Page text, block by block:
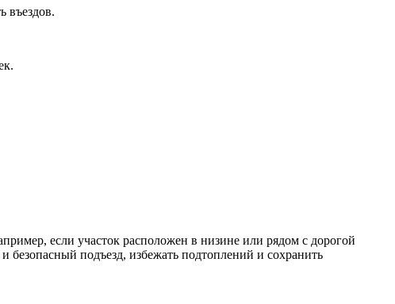
въездов.
если участок расположен в низине или рядом с дорогой
безопасный подъезд, избежать подтоплений и сохранить